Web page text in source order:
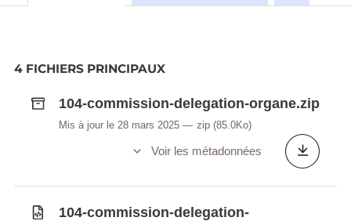
4 FICHIERS PRINCIPAUX
104-commission-delegation-organe.zip
Mis à jour le 28 mars 2025 zip (85.0Ko)
Voir les métadonnées
104-commission-delegation-